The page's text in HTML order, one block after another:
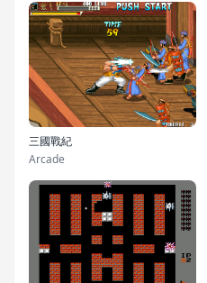
三國戰紀
Arcade